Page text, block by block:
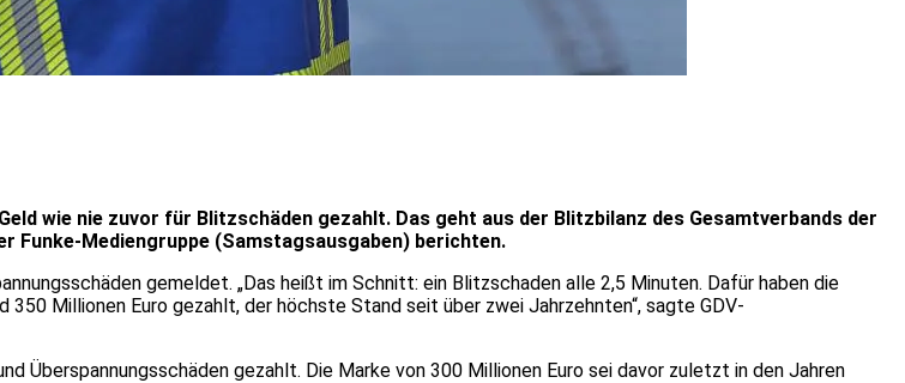
wie nie zuvor für Blitzschäden gezahlt. Das geht aus der Blitzbilanz des Gesamtverbands der
Funke-Mediengruppe (Samstagsausgaben) berichten.
gemeldet. „Das heißt im Schnitt: ein Blitzschaden alle 2,5 Minuten. Dafür haben die
Millionen Euro gezahlt, der höchste Stand seit über zwei Jahrzehnten“, sagte GDV-
Überspannungsschäden gezahlt. Die Marke von 300 Millionen Euro sei davor zuletzt in den Jahren